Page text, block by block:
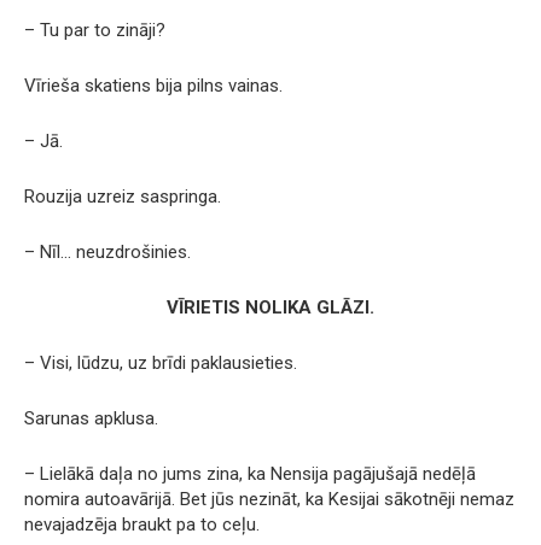
– Tu par to zināji?
Vīrieša skatiens bija pilns vainas.
– Jā.
Rouzija uzreiz saspringa.
– Nīl… neuzdrošinies.
VĪRIETIS NOLIKA GLĀZI.
– Visi, lūdzu, uz brīdi paklausieties.
Sarunas apklusa.
– Lielākā daļa no jums zina, ka Nensija pagājušajā nedēļā
nomira autoavārijā. Bet jūs nezināt, ka Kesijai sākotnēji nemaz
nevajadzēja braukt pa to ceļu.